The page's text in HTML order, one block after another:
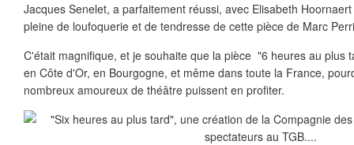
Jacques Senelet, a parfaitement réussi, avec Elisabeth
pleine de loufoquerie et de tendresse de cette pièce de Marc
C'était magnifique, et je souhaite que la pièce "6 heures au plus
en Côte d'Or, en Bourgogne, et même dans toute la France,
nombreux amoureux de théâtre puissent en profiter.